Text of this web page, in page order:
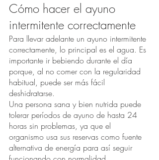
Cómo hacer el ayuno
intermitente correctamente
Para llevar adelante un ayuno intermitente
correctamente, lo principal es el agua. Es
importante ir bebiendo durante el día
porque, al no comer con la regularidad
habitual, puede ser más fácil
deshidratarse.
Una persona sana y bien nutrida puede
tolerar períodos de ayuno de hasta 24
horas sin problemas, ya que el
organismo usa sus reservas como fuente
alternativa de energía para así seguir